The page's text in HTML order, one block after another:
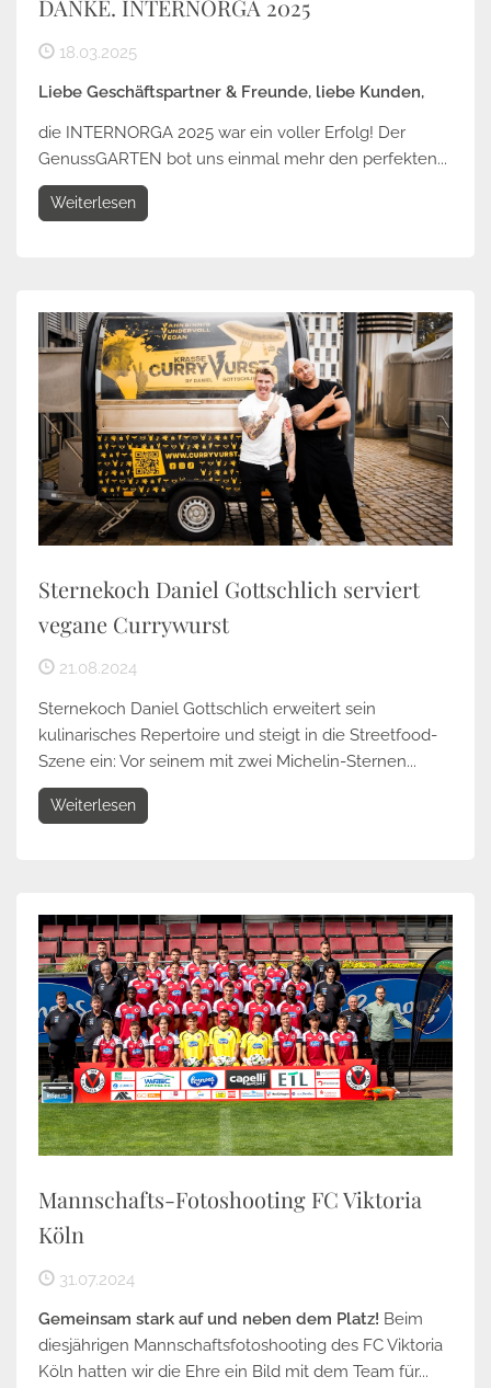
DANKE. INTERNORGA 2025
18.03.2025
Liebe Geschäftspartner & Freunde, liebe Kunden,
die INTERNORGA 2025 war ein voller Erfolg! Der
GenussGARTEN bot uns einmal mehr den perfekten...
Weiterlesen
Sternekoch Daniel Gottschlich serviert
vegane Currywurst
21.08.2024
Sternekoch Daniel Gottschlich erweitert sein
kulinarisches Repertoire und steigt in die Streetfood-
Szene ein: Vor seinem mit zwei Michelin-Sternen...
Weiterlesen
Mannschafts-Fotoshooting FC Viktoria
Köln
31.07.2024
Gemeinsam stark auf und neben dem Platz! Beim
diesjährigen Mannschaftsfotoshooting des FC Viktoria
Köln hatten wir die Ehre ein Bild mit dem Team für...